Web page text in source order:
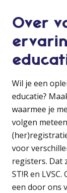
Over
Wil je een
educatie?
waarmee je
volgen
voor
registers. Dat
ST!R en
een door ons